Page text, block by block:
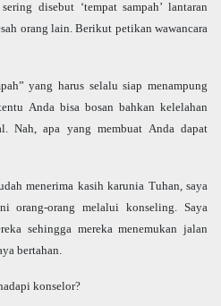
disebut ‘tempat sampah’ lantaran
orang lain. Berikut petikan wawancara
yang harus selalu siap menampung
Anda bisa bosan bahkan kelelahan
Nah, apa yang membuat Anda dapat
menerima kasih karunia Tuhan, saya
orang-orang melalui konseling. Saya
sehingga mereka menemukan jalan
bertahan.
konselor?